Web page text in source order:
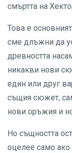
смъртта на
Това е
сме длъжни да
древността
никакви нови
един или друг
същия сюжет,
нови оръжия и
Но същността
оцелее само ако